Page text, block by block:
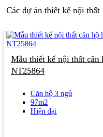
Các dự án thiết kế nội thất
Mẫu thiết kế nội thất căn
NT25864
Căn hộ 3 ngủ
97m2
Hiện đại